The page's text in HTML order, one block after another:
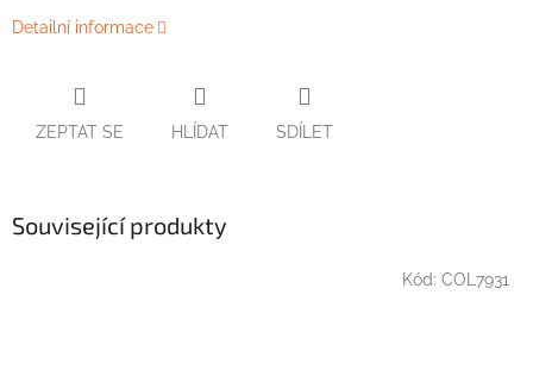
Detailní informace
ZEPTAT SE HLÍDAT SDÍLET
Související produkty
Kód: COL7931